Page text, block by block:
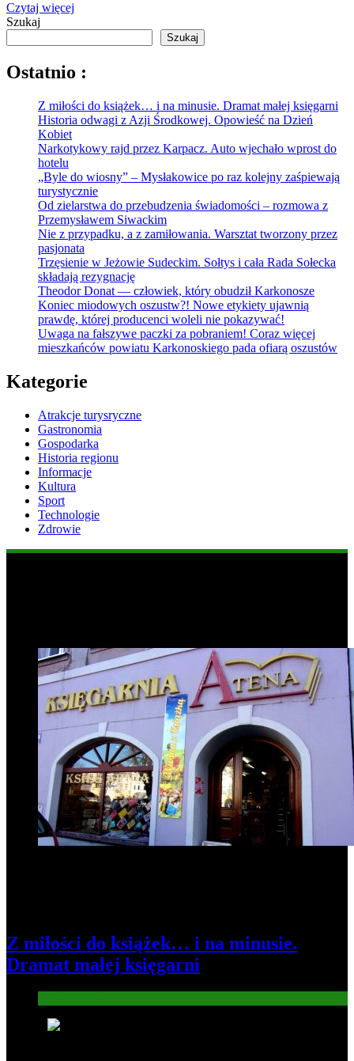
Czytaj więcej
Szukaj
Szukaj
Ostatnio :
Z miłości do książek… i na minusie. Dramat małej księgarni
Historia odwagi z Azji Środkowej. Opowieść na Dzień
Kobiet
Narkotykowy rajd przez Karpacz. Auto wjechało wprost do
hotelu
„Byle do wiosny” – Mysłakowice po raz kolejny zaśpiewają
turystycznie
Od zielarstwa do przebudzenia świadomości – rozmowa z
Przemysławem Siwackim
Nie z przypadku, a z zamiłowania. Warsztat tworzony przez
pasjonata
Trzęsienie w Jeżowie Sudeckim. Sołtys i cała Rada Sołecka
składają rezygnację
Theodor Donat — człowiek, który obudził Karkonosze
Koniec miodowych oszustw?! Nowe etykiety ujawnią
prawdę, której producenci woleli nie pokazywać!
Uwaga na fałszywe paczki za pobraniem! Coraz więcej
mieszkańców powiatu Karkonoskiego pada ofiarą oszustów
Kategorie
Atrakcje turysryczne
Gastronomia
Gospodarka
Historia regionu
Informacje
Kultura
Sport
Technologie
Zdrowie
Z miłości do książek… i na minusie.
Dramat małej księgarni